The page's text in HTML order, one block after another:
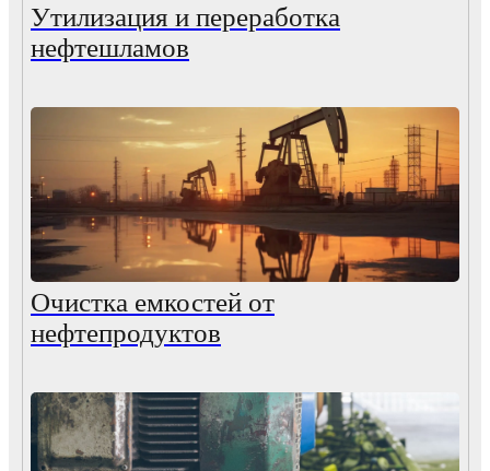
Утилизация и переработка
нефтешламов
Очистка емкостей от
нефтепродуктов